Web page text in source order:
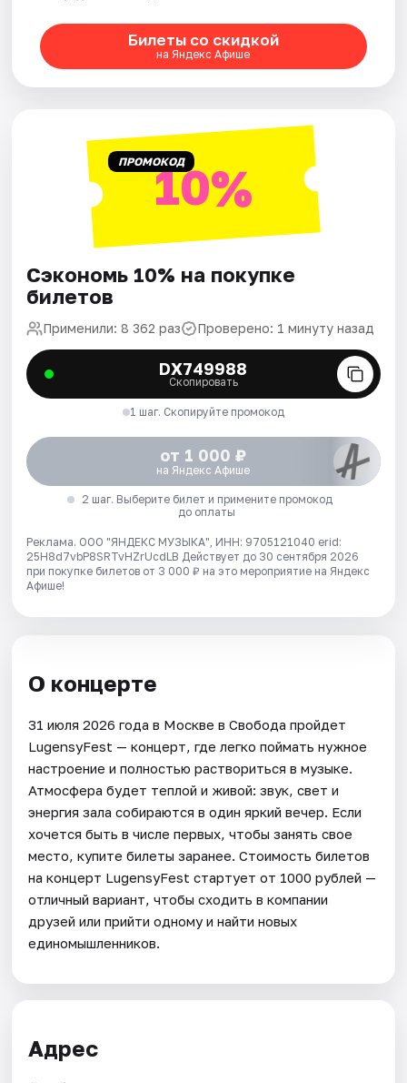
Билеты со скидкой
на Яндекс Афише
ПРОМОКОД10%
Сэкономь 10% на покупке
билетов
Применили: 8 362 раз Проверено: 1 минуту назад
DX749988
Скопировать
1 шаг. Скопируйте промокод
от 1 000 ₽
на Яндекс Афише
2 шаг. Выберите билет и примените промокод
до оплаты
Реклама. ООО "ЯНДЕКС МУЗЫКА", ИНН: 9705121040 erid:
25H8d7vbP8SRTvHZrUcdLB Действует до 30 сентября 2026
при покупке билетов от 3 000 ₽ на это мероприятие на Яндекс
Афише!
О концерте
31 июля 2026 года в Москве в Свобода пройдет
LugensyFest — концерт, где легко поймать нужное
настроение и полностью раствориться в музыке.
Атмосфера будет теплой и живой: звук, свет и
энергия зала собираются в один яркий вечер. Если
хочется быть в числе первых, чтобы занять свое
место, купите билеты заранее. Стоимость билетов
на концерт LugensyFest стартует от 1000 рублей —
отличный вариант, чтобы сходить в компании
друзей или прийти одному и найти новых
единомышленников.
Адрес